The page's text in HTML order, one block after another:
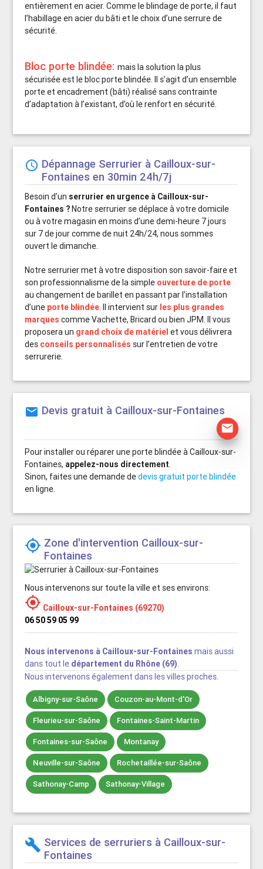
entièrement en acier. Comme le blindage de porte, il faut
l’habillage en acier du bâti et le choix d’une serrure de
sécurité.
Bloc porte blindée:mais la solution la plus
sécurisée est le bloc porte blindée. Il s’agit d’un ensemble
porte et encadrement (bâti) réalisé sans contrainte
d’adaptation à l’existant, d’où le renfort en sécurité.
schedule Dépannage Serrurier à Cailloux-sur-
Fontaines en 30min 24h/7j
Besoin d’un serrurier en urgence à Cailloux-sur-
Fontaines ?Notre serrurier se déplace à votre domicile
ou à votre magasin en moins d’une demi-heure 7 jours
sur 7 de jour comme de nuit 24h/24, nous sommes
ouvert le dimanche.
Notre serrurier met à votre disposition son savoir-faire et
son professionnalisme de la simple ouverture de porte
au changement de barillet en passant par l’installation
d’une porte blindée. Il intervient sur les plus grandes
marques comme Vachette, Bricard ou bien JPM. Il vous
proposera un grand choix de matériel et vous délivrera
des conseils personnalisés sur l’entretien de votre
serrurerie.
mail Devis gratuit à Cailloux-sur-Fontaines
mail
Pour installer ou réparer une porte blindée à Cailloux-sur-
Fontaines, appelez-nous directement.
Sinon, faites une demande dedevis gratuit porte blindée
en ligne.
 Zone d'intervention Cailloux-sur-
Fontaines
Nous intervenons sur toute la ville et ses environs:
 Cailloux-sur-Fontaines (69270)
06 50 59 05 99
Nous intervenons à Cailloux-sur-Fontaines mais aussi
dans tout le département du Rhône (69).
Nous intervenons également dans les villes proches.
Albigny-sur-Saône Couzon-au-Mont-d'Or
Fleurieu-sur-Saône Fontaines-Saint-Martin
Fontaines-sur-Saône Montanay
Neuville-sur-Saône Rochetaillée-sur-Saône
Sathonay-Camp Sathonay-Village
build Services de serruriers à Cailloux-sur-
Fontaines